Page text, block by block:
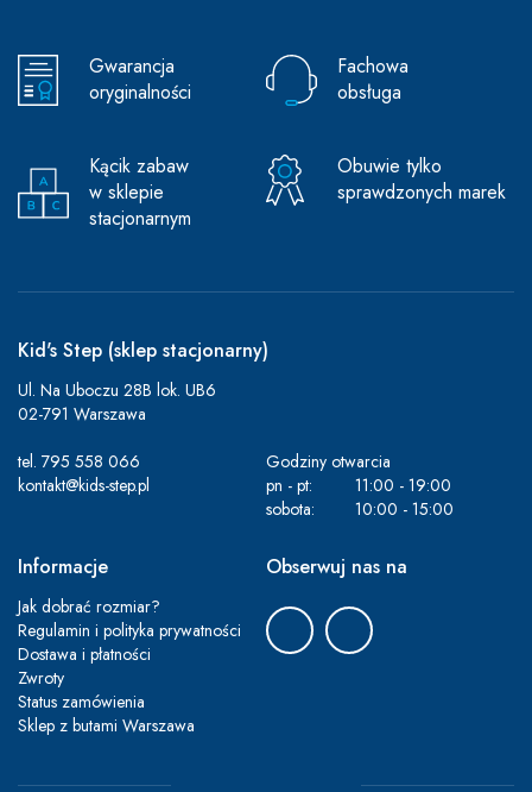
Gwarancja
oryginalności
Fachowa
obsługa
Kącik zabaw
w sklepie
stacjonarnym
Obuwie tylko
sprawdzonych marek
Kid's Step (sklep stacjonarny)
Ul. Na Uboczu 28B lok. UB6
02-791 Warszawa
tel. 795 558 066
kontakt@kids-step.pl
Godziny otwarcia
pn - pt:
11:00 - 19:00
sobota:
10:00 - 15:00
Informacje
Jak dobrać rozmiar?
Regulamin i polityka prywatności
Dostawa i płatności
Zwroty
Status zamówienia
Sklep z butami Warszawa
Obserwuj nas na